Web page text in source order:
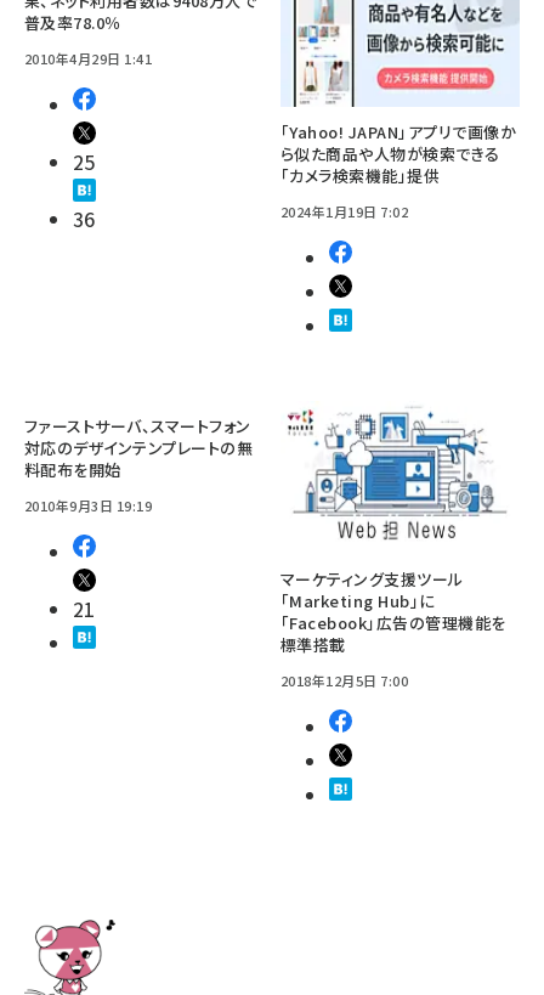
普及率78.0％
2010年4月29日 1:41
25
36
「Yahoo! JAPAN」アプリで画像か
ら似た商品や人物が検索できる
「カメラ検索機能」提供
2024年1月19日 7:02
ファーストサーバ、スマートフォン
対応のデザインテンプレートの無
料配布を開始
2010年9月3日 19:19
21
マーケティング支援ツール
「Marketing Hub」に
「Facebook」広告の管理機能を
標準搭載
2018年12月5日 7:00